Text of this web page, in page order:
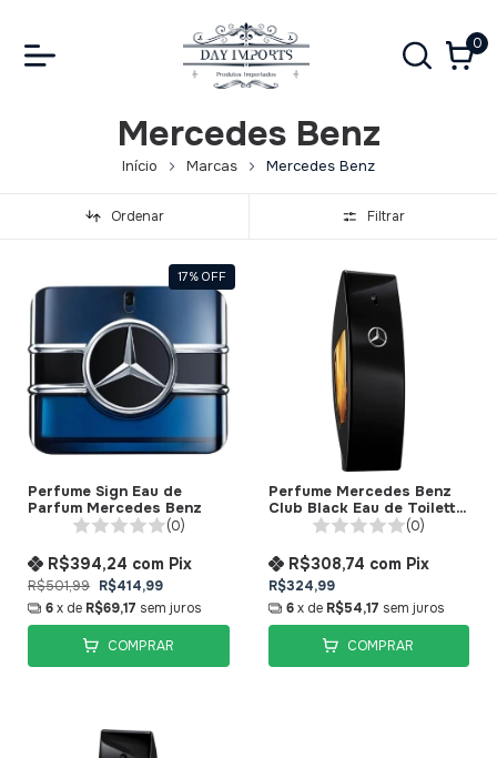
0
Mercedes Benz
Início Marcas Mercedes Benz
Ordenar Filtrar
17% OFF
Perfume Sign Eau de
Parfum Mercedes Benz
(0)
R$501,99 R$414,99
R$394,24 com Pix
6x de R$69,17 sem juros
COMPRAR
Perfume Mercedes Benz
Club Black Eau de Toilette
Mercedes
(0)
R$324,99
R$308,74 com Pix
6 x de R$54,17 sem juros
COMPRAR